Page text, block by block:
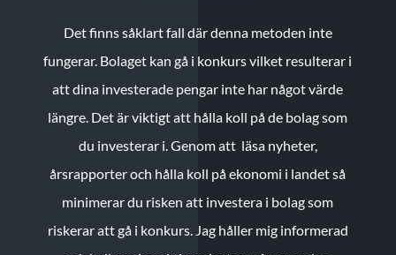
Det finns såklart fall där denna metoden inte
fungerar. Bolaget kan gå i konkurs vilket resulterar i
att dina investerade pengar inte har något värde
längre. Det är viktigt att hålla koll på de bolag som
du investerar i. Genom att läsa nyheter,
årsrapporter och hålla koll på ekonomi i landet så
minimerar du risken att investera i bolag som
riskerar att gå i konkurs. Jag håller mig informerad